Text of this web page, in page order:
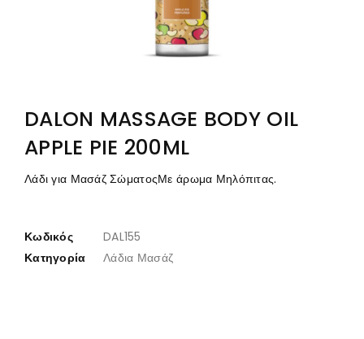
DALON MASSAGE BODY OIL
APPLE PIE 200ML
Λάδι για Μασάζ ΣώματοςΜε άρωμα Μηλόπιτας.
Κωδικός
DAL155
Κατηγορία
Λάδια Μασάζ